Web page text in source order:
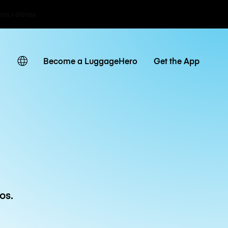
/ diárias
Become a LuggageHero Get the App